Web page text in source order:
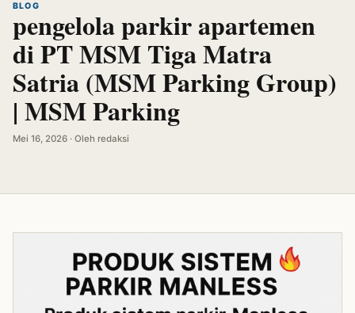
BLOG
pengelola parkir apartemen
di PT MSM Tiga Matra
Satria (MSM Parking Group)
| MSM Parking
Mei 16, 2026 · Oleh redaksi